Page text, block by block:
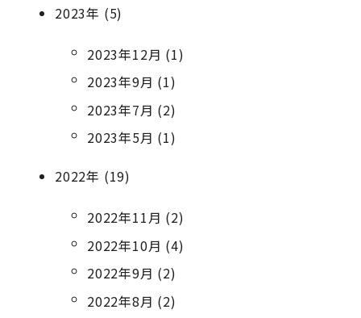
2023年 (5)
2023年12月 (1)
2023年9月 (1)
2023年7月 (2)
2023年5月 (1)
2022年 (19)
2022年11月 (2)
2022年10月 (4)
2022年9月 (2)
2022年8月 (2)